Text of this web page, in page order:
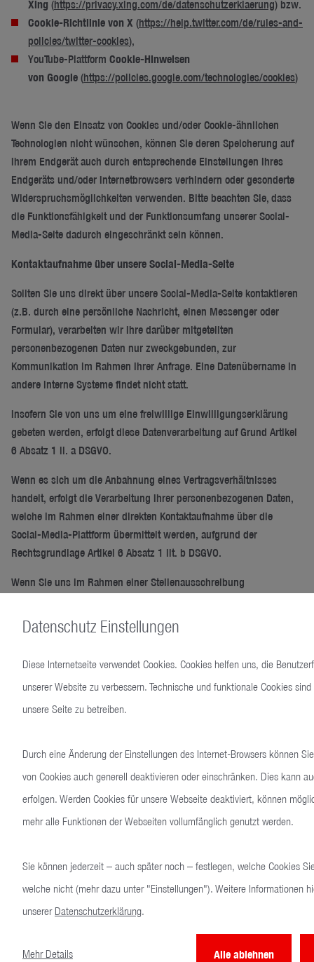
Xing (https://privacy.xing.com/de/datenschutzerklaerung) bzw.
Cookie-Richtlinie von X (https://help.twitter.com/de/rules-and-
policies/twitter-cookies),
YouTube-Plattform Cookie-Hinweisen
von Google (https://policies.google.com/technologies/cookies)
Wenn Sie den Einsatz von Cookies und/oder Cookie-ähnlichen
Technologien nicht wünschen, können Sie deren Speicherung auf
Ihrem Endgerät auch durch entsprechende Einstellungen Ihres
Endgeräts und/oder Internetbrowsers verhindern oder gesonderte
Widerspruchsmöglichkeiten verwenden. Bitte beachten Sie, dass
die Funktionsfähigkeit und der Funktionsumfang unserer Social-
Media-Seite dadurch eingeschränkt sein können.
Kontaktaufnahme über unsere Social-Media-Seite
Sollten Sie uns direkt über unsere Social-Media-Seite kontaktieren
(z.B. durch eine persönliche Nachricht, einen Messenger oder
Formular), verarbeiten wir Ihre darüber mitgeteilten
personenbezogenen Daten nur zweckgebunden, zur
Kommunikation im Rahmen Ihrer Anfrage. Eine Datenübername in
andere interne Systeme findet nicht statt.
Insofern Sie von uns um eine freiwillige Einwilligungserklärung
gebeten werden, erfolgt diese Datenverarbeitung auf Grund Artikel
6 Absatz 1 li. a DSGVO.
Wenn es sich um die Anbahnung eines Vertragsverhältnisses
handelt, erfolgt die Verarbeitung Ihrer personenbezogenen Daten,
welche im Rahmen einer direkten Kontaktaufnahme über die
Social-Media-Plattform übermittelt werden, aufgrund der
Rechtsgrundlage Artikel 6 Absatz 1 lit. b DSGVO.
Wenn Sie uns im Rahmen einer Stellenausschreibung
Informationen zu Ihrer Person übermitteln, löschen wir Ihre
Anfragen unverzüglich von der Social-Media-Plattform.
Auf Interessen basierende Werbung
demografische und geografische Auswertungen unserer
Werbeanzeigen auf unserer Social-Media-Seite zu schalten oder
von der Identität des Nutzers bzw. Besuchers, dem die
Werbeanzeigen angezeigt werden, zu erhalten. Die Einblendung
von Werbung oder Hervorhebung von Beiträgen auf unserer Social-
vorherigen Nutzungsverhaltens durch den Anbieter, wobei uns
Informationen vorliegen, die uns regelmäßig keine Identifikation
Ihrer Person ermöglichen und zu keiner Zeit mit den ggf. bei uns
gespeicherten personenbezogenen Daten zusammengeführt
werden.
Datenschutz Einstellungen
Diese Internetseite verwendet Cookies. Cookies helfen uns, die
unserer Website zu verbessern. Technische und funktionale Cookies
unsere Seite zu betreiben.
Durch eine Änderung der Einstellungen des Internet-Browsers können
von Cookies auch generell deaktivieren oder einschränken. Dies kann
erfolgen. Werden Cookies für unsere Webseite deaktiviert, können
mehr alle Funktionen der Webseiten vollumfänglich genutzt werden.
Sie können jederzeit – auch später noch – festlegen, welche Cookies
welche nicht (mehr dazu unter "Einstellungen"). Weitere Informationen
unserer Datenschutzerklärung.
Mehr Details Alle ablehnen